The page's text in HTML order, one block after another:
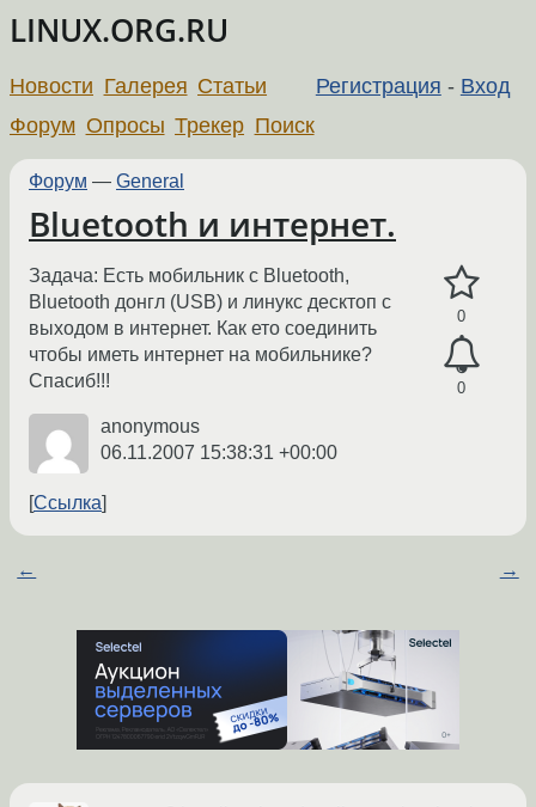
LINUX.ORG.RU
Регистрация - Вход
Новости Галерея Статьи
Форум Опросы Трекер Поиск
Форум — General
Bluetooth и интернет.
0
0
Задача: Есть мобильник с Bluetooth,
Bluetooth донгл (USB) и линукс десктоп с
выходом в интернет. Как ето соединить
чтобы иметь интернет на мобильнике?
Спасиб!!!
anonymous
06.11.2007 15:38:31 +00:00
Ссылка
← →